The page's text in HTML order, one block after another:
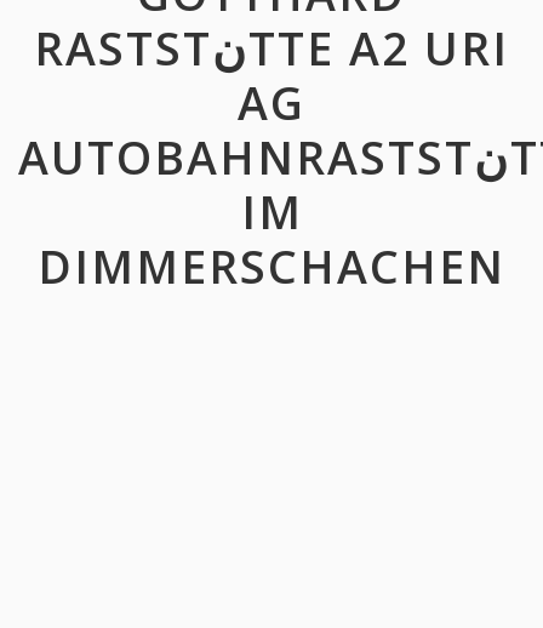
RASTSTنTTE A2 URI
AG
AUTOBAHNRASTSTنTTE
IM
DIMMERSCHACHEN